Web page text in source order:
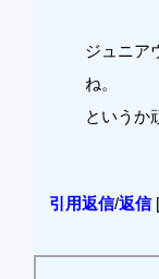
ジュニア
ね。
というか
引用返信/返信[